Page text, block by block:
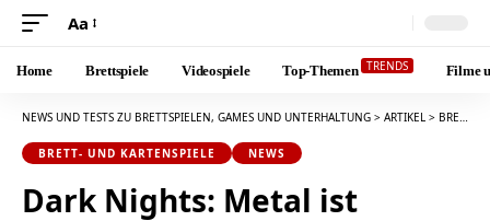
Font
Resizer
Aa
Home Brettspiele Videospiele Top-Themen TRENDS Filme
NEWS UND TESTS ZU BRETTSPIELEN, GAMES UND UNTERHALTUNG > ARTIKEL > BRETT- UND KARTENSPIELE
BRETT- UND KARTENSPIELE NEWS
Dark Nights: Metal ist